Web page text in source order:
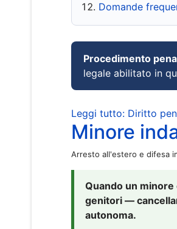
Domande
Procedimento
legale abilitato in
Leggi tutto: Diritto
Minore
Arresto all'estero e difesa
Quando un
genitori —
autonoma.